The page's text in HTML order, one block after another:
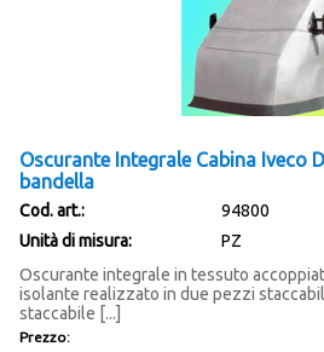
Oscurante Integrale Cabina Iveco
bandella
Cod. art.:
94800
Unità di misura:
PZ
Oscurante integrale in tessuto
isolante realizzato in due pezzi
staccabile [...]
Prezzo: